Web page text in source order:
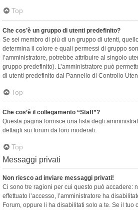
Top
Che cos’è un gruppo di utenti predefinito?
Se sei membro di più di un gruppo di utenti,
determina il colore e quali permessi di gruppo
l’amministratore, potrebbe attribuire al singolo
gruppo predefinito). L’amministratore può
di utenti predefinito dal Pannello di Controllo
Top
Che cos’è il collegamento “Staff”?
Questa pagina fornisce una lista degli
dettagli sui forum da loro moderati.
Top
Messaggi privati
Non riesco ad inviare messaggi privati!
Ci sono tre ragioni per cui questo può accadere:
effettuato l’accesso, l’amministratore ha
Forum, oppure li ha disabilitati solo a te. Se il tuo